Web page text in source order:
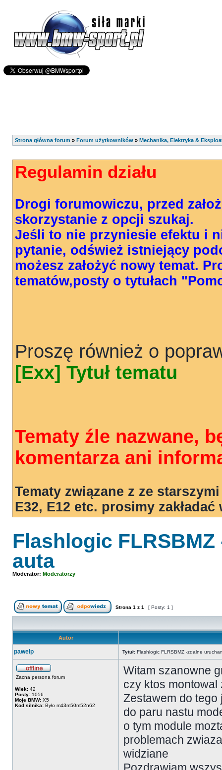
Strona główna forum » Forum użytkowników » Mechanika, Elektryka &
Regulamin działu
Drogi forumowiczu, przed
skorzystanie z opcji szukaj.
Jeśli to nie przyniesie efektu i
pytanie, odśwież istniejący
możesz założyć nowy temat.
tematów,posty o tytułach
Proszę również o
[Exx] Tytuł tematu
Tematy źle nazwane,
komentarza ani
Tematy związane z ze
E32, E12 etc. prosimy
Flashlogic
auta
Moderator: Moderatorzy
Strona 1 z 1 [ Posty: 1 ]
Autor
pawelp Tytuł: Flashlogic FLRSBMZ -zdalne
Zacna persona forum
Wiek: 42
Posty: 1056
Moje BMW: X5
Kod silnika: Było m43m50m52n62
Witam szanowne
czy ktos montowal
Zestawem do
do paru nastu
o tym module
problemach
widziane